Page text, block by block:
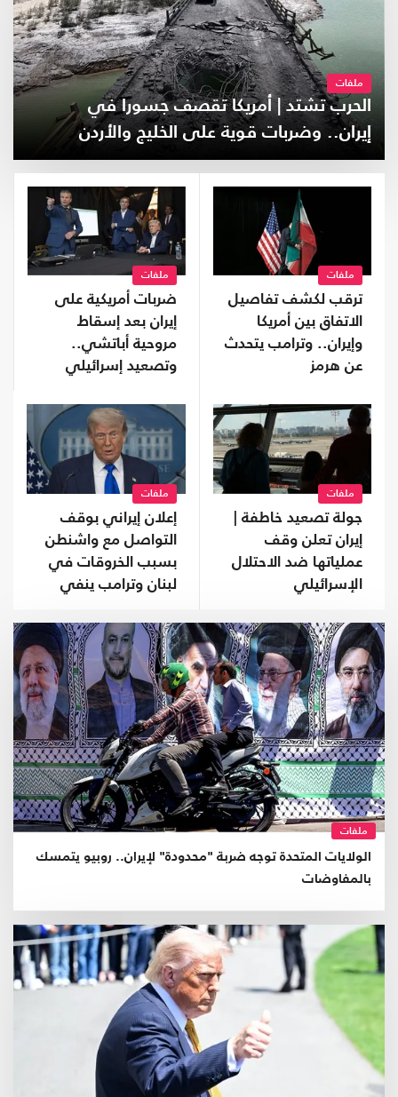
ملفات
الحرب تشتد | أمريكا تقصف جسورا في
إيران.. وضربات قوية على الخليج والأردن
ملفات
ترقب لكشف تفاصيل
الاتفاق بين أمريكا
وإيران.. وترامب يتحدث
عن هرمز
ملفات
ضربات أمريكية على
إيران بعد إسقاط
مروحية أباتشي..
وتصعيد إسرائيلي
ملفات
جولة تصعيد خاطفة |
إيران تعلن وقف
عملياتها ضد الاحتلال
الإسرائيلي
ملفات
إعلان إيراني بوقف
التواصل مع واشنطن
بسبب الخروقات في
لبنان وترامب ينفي
ملفات
الولايات المتحدة توجه ضربة "محدودة" لإيران.. روبيو يتمسك
بالمفاوضات